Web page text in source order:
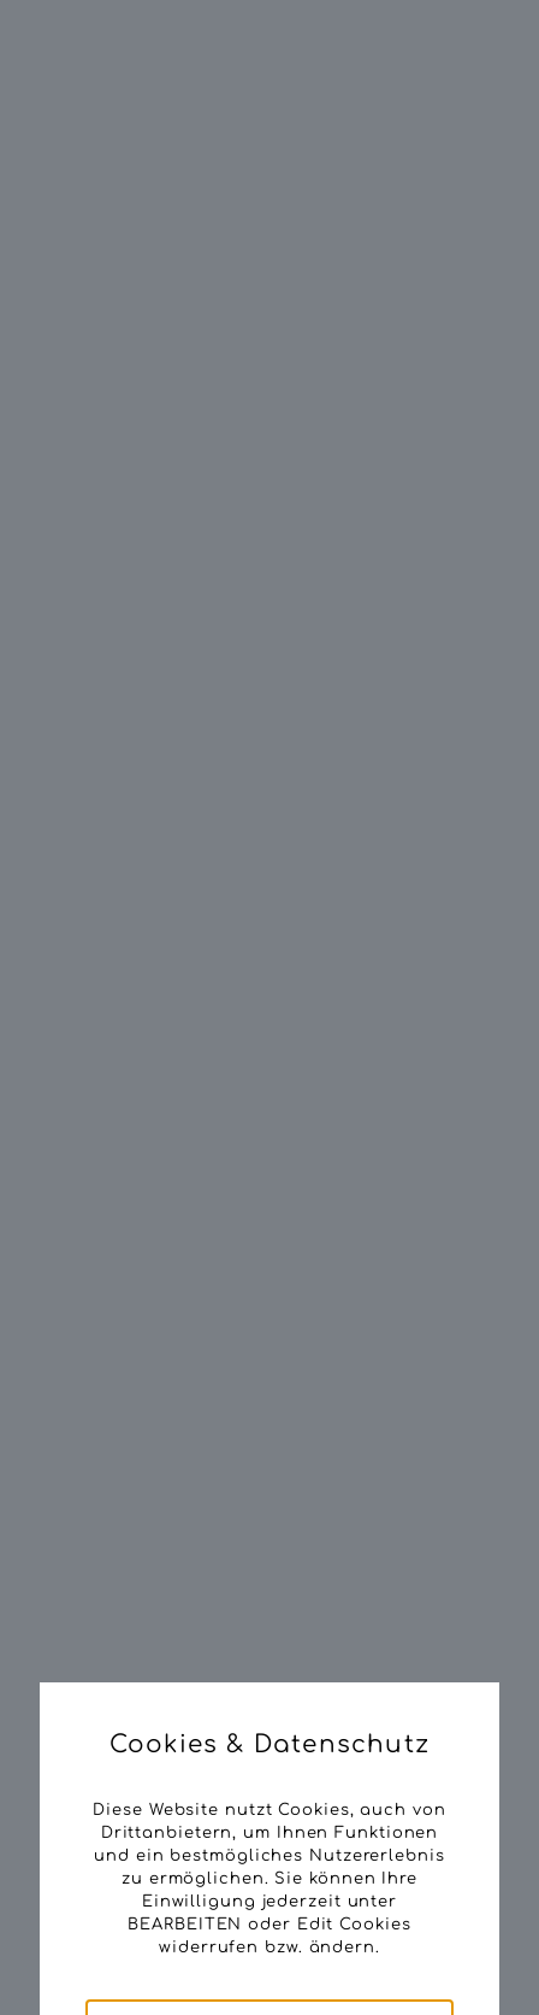
Cookies & Datenschutz
Diese Website nutzt Cookies, auch von
Drittanbietern, um Ihnen Funktionen
und ein bestmögliches Nutzererlebnis
zu ermöglichen. Sie können Ihre
Einwilligung jederzeit unter
BEARBEITEN oder Edit Cookies
widerrufen bzw. ändern.